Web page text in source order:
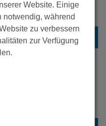
ÜBER
Website. Einige
notwendig, während
zu verbessern
zur Verfügung